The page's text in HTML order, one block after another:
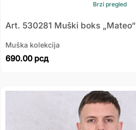
Brzi pregled
Art. 530281 Muški boks „Mateo“
Muška kolekcija
690.00 рсд